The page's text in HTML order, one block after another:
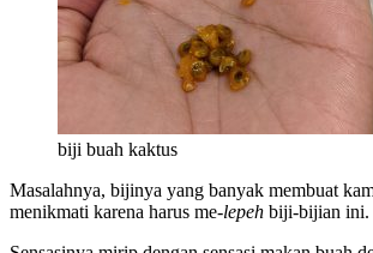
biji buah kaktus
Masalahnya, bijinya yang banyak membuat
menikmati karena harus me-lepeh biji-bijian ini.